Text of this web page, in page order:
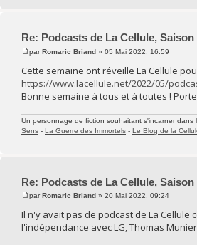
Re: Podcasts de La Cellule, Saison
parRomaric Briand » 05 Mai 2022, 16:59
Cette semaine ont réveille La Cellule
https://www.lacellule.net/2022/05/
Bonne semaine à tous et à toutes !
Un personnage de fiction souhaitant s'incarner dans
Sens - La Guerre des Immortels - Le Blog de la
Re: Podcasts de La Cellule, Saison
parRomaric Briand » 20 Mai 2022, 09:24
Il n'y avait pas de podcast de La
l'indépendance avec LG, Thomas